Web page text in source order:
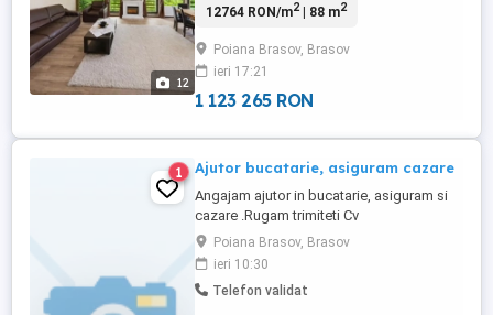
12
proprietate amplasata excelent in
Brasov. Va invitam sa experimentati o
vizionare initiala, din locatia unde va aflati,
chiar acum, prin accesarea turului ...
12764 RON/m2| 88 m2
Poiana Brasov, Brasov
ieri 17:21
1 123 265 RON
1 Ajutor bucatarie, asiguram cazare
Angajam ajutor in bucatarie, asiguram si
cazare .Rugam trimiteti Cv
Poiana Brasov, Brasov
ieri 10:30
Telefon validat